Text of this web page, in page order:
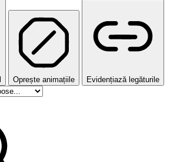
Oprește animațiile Evidențiază legăturile